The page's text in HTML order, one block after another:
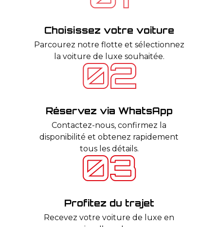
Choisissez votre voiture
Parcourez notre flotte et sélectionnez
la voiture de luxe souhaitée.
Réservez via WhatsApp
Contactez-nous, confirmez la
disponibilité et obtenez rapidement
tous les détails.
Profitez du trajet
Recevez votre voiture de luxe en